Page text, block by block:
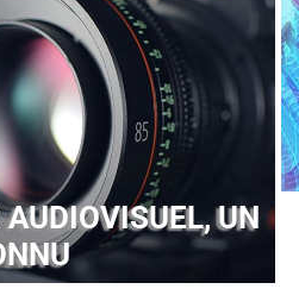
UN